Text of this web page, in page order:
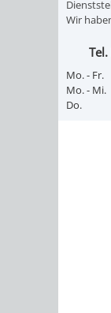
Wir
Mo. - Fr.
Mo. - Mi.
Do.